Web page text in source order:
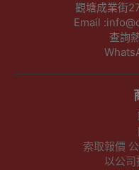
觀塘成業街
Email
查詢
索取報價
以公